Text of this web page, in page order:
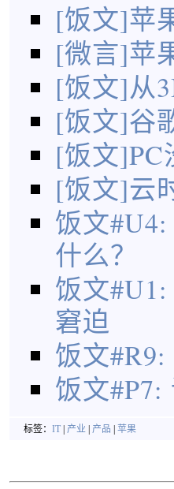
[饭文]苹
[微言]苹
[饭文]从
[饭文]谷
[饭文
[饭文]云
饭文
什么？
饭文
窘迫
饭文
饭文
标签： IT 产业 产品 苹果